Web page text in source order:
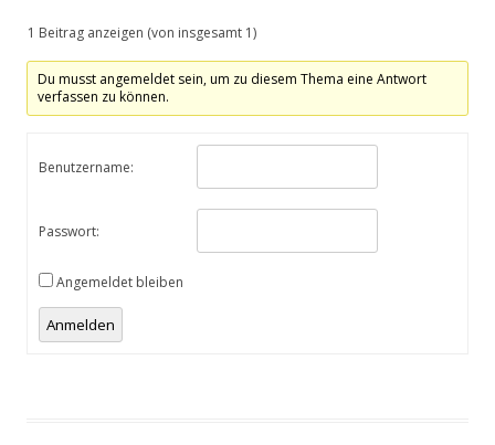
1 Beitrag anzeigen (von insgesamt 1)
Du musst angemeldet sein, um zu diesem Thema eine Antwort
verfassen zu können.
Benutzername:
Passwort:
Angemeldet bleiben
Anmelden